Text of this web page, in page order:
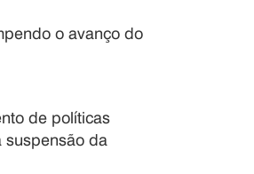
o avanço do
de políticas
suspensão da